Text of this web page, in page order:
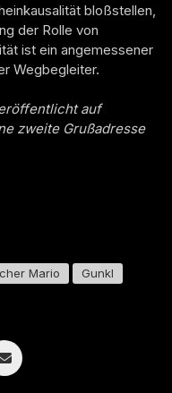
bloßstellen,
der Rolle von
ist ein angemessener
Wegbegleiter.
auf
zweite Grußadresse
Mario
Gunkl